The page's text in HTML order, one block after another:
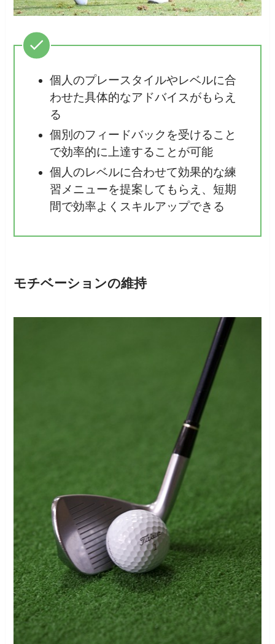
個人のプレースタイルやレベルに合
わせた具体的なアドバイスがもらえ
る
個別のフィードバックを受けること
で効率的に上達することが可能
個人のレベルに合わせて効果的な練
習メニューを提案してもらえ、短期
間で効率よくスキルアップできる
モチベーションの維持